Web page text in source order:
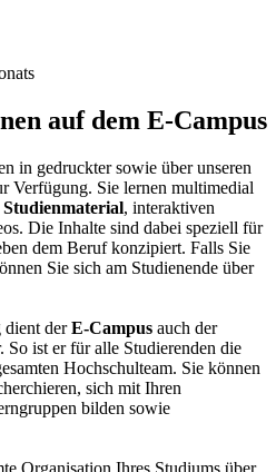
auf dem E-Campus
in gedruckter sowie über unseren
Verfügung. Sie lernen multimedial
, interaktiven
Die Inhalte sind dabei speziell für
dem Beruf konzipiert. Falls Sie
Sie sich am Studienende über
dient derE-Campus auch der
ist er für alle Studierenden die
Hochschulteam. Sie können
sich mit Ihren
bilden sowie
Organisation Ihres Studiums über